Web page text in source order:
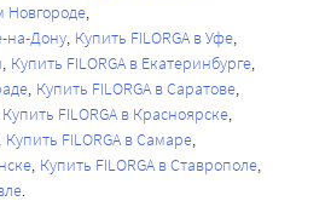
Новгороде
на-Дону Купить FILORGA в Уфе
Купить FILORGA в Екатеринбурге
Купить FILORGA в Саратове
Купить FILORGA в Красноярске
Купить FILORGA в Самаре
Купить FILORGA в Ставрополе